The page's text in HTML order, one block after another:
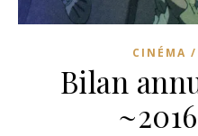
CINÉMA /
Bilan